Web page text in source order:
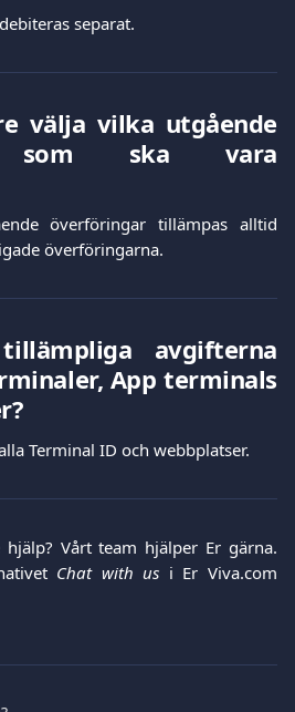
separat.
välja vilka utgående
som ska vara
överföringar tillämpas alltid
överföringarna.
avgifterna
App terminals
Terminal ID och webbplatser.
Vårt team hjälper Er gärna.
Chat with us i Er Viva.com